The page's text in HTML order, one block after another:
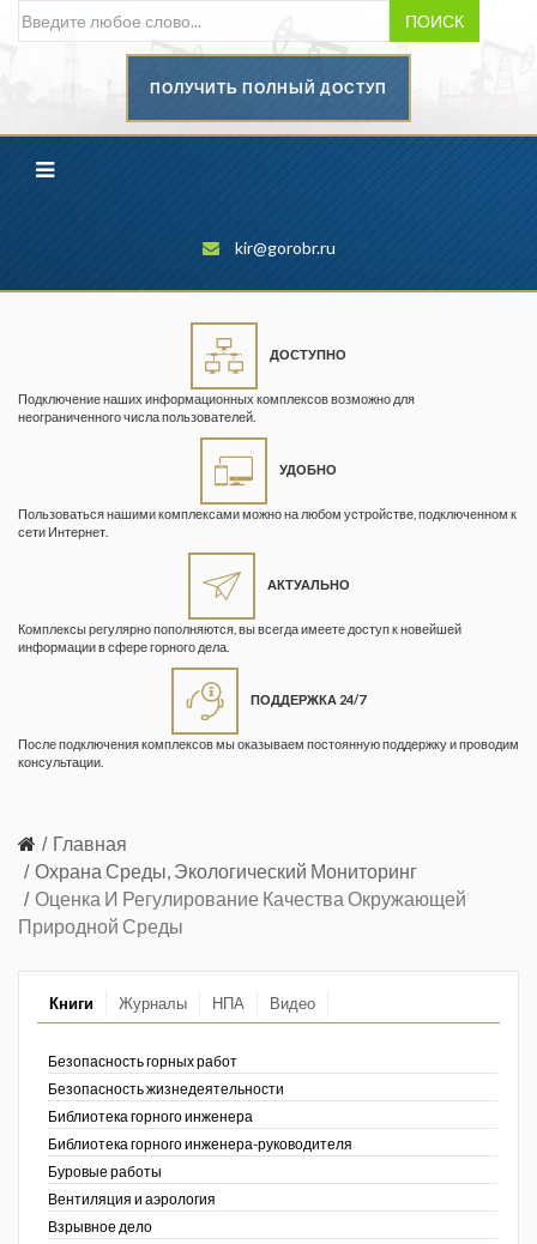
ПОИСК
ПОЛУЧИТЬ ПОЛНЫЙ ДОСТУП
kir@gorobr.ru
ДОСТУПНО
Подключение наших информационных комплексов возможно для
неограниченного числа пользователей.
УДОБНО
Пользоваться нашими комплексами можно на любом устройстве, подключенном к
сети Интернет.
АКТУАЛЬНО
Комплексы регулярно пополняются, вы всегда имеете доступ к новейшей
информации в сфере горного дела.
ПОДДЕРЖКА 24/7
После подключения комплексов мы оказываем постоянную поддержку и проводим
консультации.
Главная
Охрана Среды, Экологический Мониторинг
Оценка И Регулирование Качества Окружающей
Природной Среды
Книги Журналы НПА Видео
Безопасность горных работ
Безопасность жизнедеятельности
Библиотека горного инженера
Библиотека горного инженера-руководителя
Буровые работы
Вентиляция и аэрология
Взрывное дело
промышленности
Геопрофи
Горнопромышленные ведомости
Кузбасса. Информационный
безопасность»
Информационный бюллетень
Информация и космос
Маркшейдерский вестник
Медицина катастроф
Минеральные ресурсы России
Нефтегазовые технологии
Нефтегазовая вертикаль